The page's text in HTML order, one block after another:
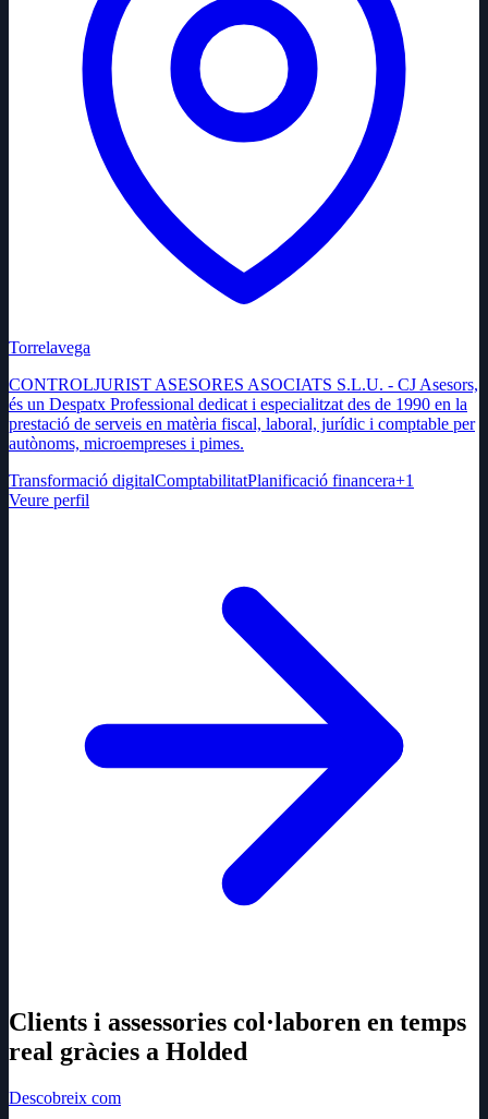
Torrelavega
CONTROLJURIST ASESORES ASOCIATS S.L.U. - CJ Asesors,
és un Despatx Professional dedicat i especialitzat des de 1990 en la
prestació de serveis en matèria fiscal, laboral, jurídic i comptable per
autònoms, microempreses i pimes.
Transformació digitalComptabilitatPlanificació financera+1
Veure perfil
Clients i assessories col·laboren en temps
real gràcies a Holded
Descobreix com